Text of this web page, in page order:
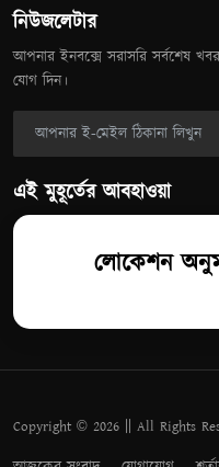
নিউজলেটার
আপনার ইনবক্সে সরাসরি সর্বশেষ
যোগ দিন।
এই মুহূর্তের আবহাওয়া
লোকেশন
Copyright © 2026 || All Rights